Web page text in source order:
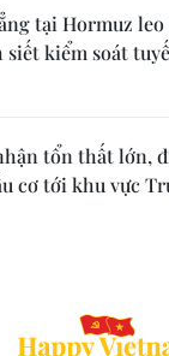
tại Hormuz
siết kiểm soát
tổn thất lớn,
cơ tới khu vực